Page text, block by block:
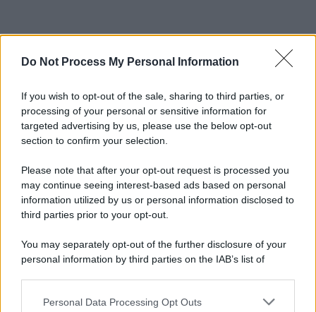
Do Not Process My Personal Information
If you wish to opt-out of the sale, sharing to third parties, or
processing of your personal or sensitive information for
targeted advertising by us, please use the below opt-out
section to confirm your selection.
Please note that after your opt-out request is processed you
may continue seeing interest-based ads based on personal
information utilized by us or personal information disclosed to
third parties prior to your opt-out.
You may separately opt-out of the further disclosure of your
personal information by third parties on the IAB’s list of
This information may also be disclosed by us to third parties
Personal Data Processing Opt Outs